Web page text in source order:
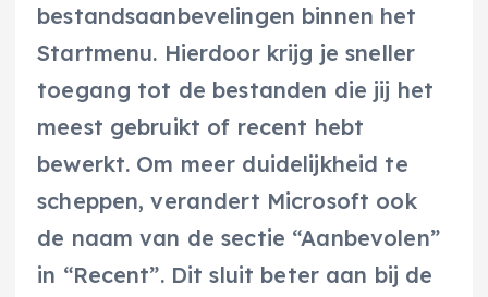
bestandsaanbevelingen binnen het
Startmenu. Hierdoor krijg je sneller
toegang tot de bestanden die jij het
meest gebruikt of recent hebt
bewerkt. Om meer duidelijkheid te
scheppen, verandert Microsoft ook
de naam van de sectie “Aanbevolen”
in “Recent”. Dit sluit beter aan bij de